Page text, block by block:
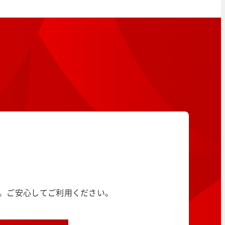
安心してご利用ください。